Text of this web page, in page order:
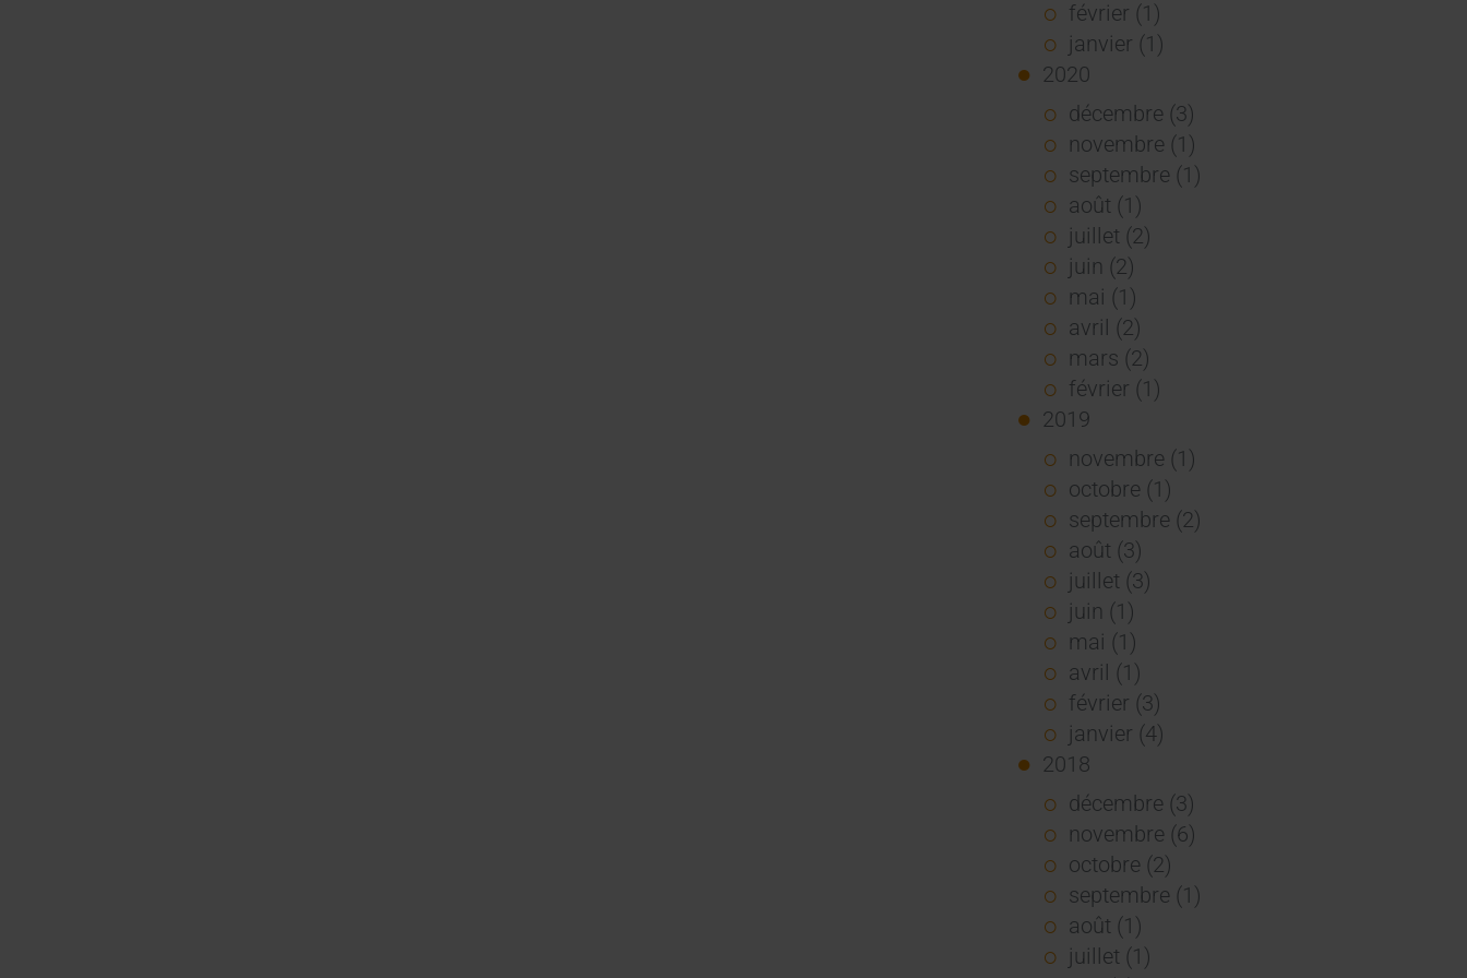
février (1)
janvier (1)
2020
décembre (3)
novembre (1)
septembre (1)
août (1)
juillet (2)
juin (2)
mai (1)
avril (2)
mars (2)
février (1)
2019
novembre (1)
octobre (1)
septembre (2)
août (3)
juillet (3)
juin (1)
mai (1)
avril (1)
février (3)
janvier (4)
2018
décembre (3)
novembre (6)
octobre (2)
septembre (1)
août (1)
juillet (1)